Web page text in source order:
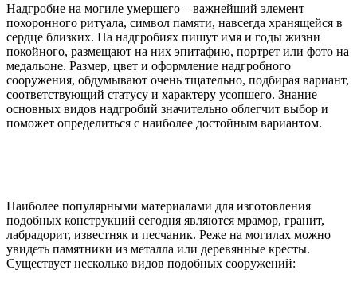
Надгробие на могиле умершего – важнейший элемент
похоронного ритуала, символ памяти, навсегда хранящейся в
сердце близких. На надгробиях пишут имя и годы жизни
покойного, размещают на них эпитафию, портрет или фото на
медальоне. Размер, цвет и оформление надгробного
сооружения, обдумывают очень тщательно, подбирая вариант,
соответствующий статусу и характеру усопшего. Знание
основных видов надгробий значительно облегчит выбор и
поможет определиться с наиболее достойным вариантом.
Наиболее популярными материалами для изготовления
подобных конструкций сегодня являются мрамор, гранит,
лабрадорит, известняк и песчаник. Реже на могилах можно
увидеть памятники из металла или деревянные кресты.
Существует несколько видов подобных сооружений: